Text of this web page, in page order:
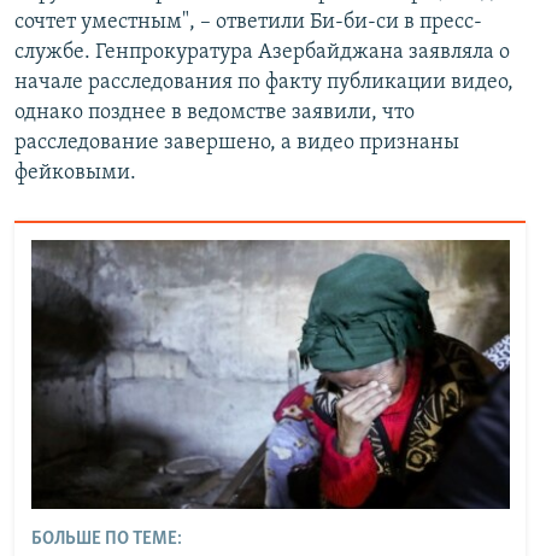
сочтет уместным", – ответили Би-би-си в пресс-
службе. Генпрокуратура Азербайджана заявляла о
начале расследования по факту публикации видео,
однако позднее в ведомстве заявили, что
расследование завершено, а видео признаны
фейковыми.
БОЛЬШЕ ПО ТЕМЕ: